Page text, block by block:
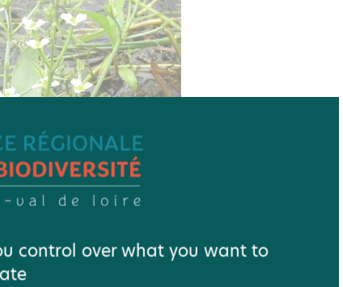
control over what you want to